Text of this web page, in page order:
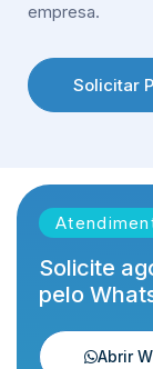
empresa.
Solicitar
Solicite
pelo
Abrir